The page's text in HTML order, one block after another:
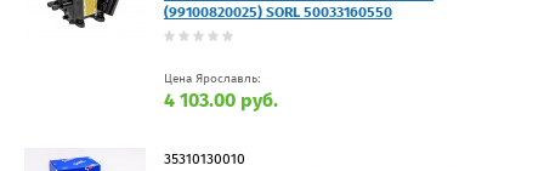
(99100820025) SORL 50033160550
Цена Ярославль:
4 103.00 руб.
35310130010